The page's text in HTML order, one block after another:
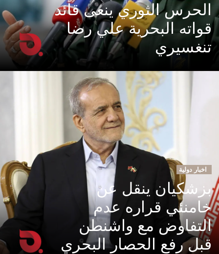
الحرس الثوري ينعى قائد
قواته البحرية علي رضا
تنغسيري
اخبار دولية
بزشكيان ينقل عن
خامنئي قراره عدم
التفاوض مع واشنطن
قبل رفع الحصار البحري